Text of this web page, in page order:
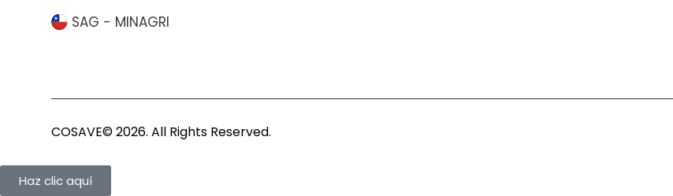
SAG - MINAGRI
COSAVE© 2026. All Rights Reserved.
Haz clic aquí